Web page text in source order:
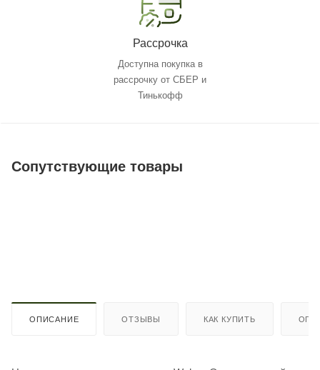
Рассрочка
Доступна покупка в
рассрочку от СБЕР и
Тинькофф
Сопутствующие товары
ОПИСАНИЕ ОТЗЫВЫ КАК КУПИТЬ